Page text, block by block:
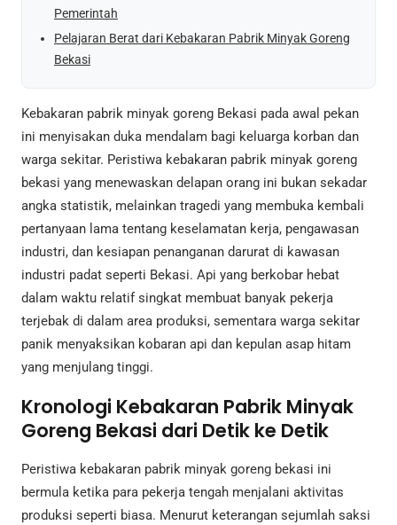
Pemerintah
Pelajaran Berat dari Kebakaran Pabrik Minyak Goreng
Bekasi
Kebakaran pabrik minyak goreng Bekasi pada awal pekan
ini menyisakan duka mendalam bagi keluarga korban dan
warga sekitar. Peristiwa kebakaran pabrik minyak goreng
bekasi yang menewaskan delapan orang ini bukan sekadar
angka statistik, melainkan tragedi yang membuka kembali
pertanyaan lama tentang keselamatan kerja, pengawasan
industri, dan kesiapan penanganan darurat di kawasan
industri padat seperti Bekasi. Api yang berkobar hebat
dalam waktu relatif singkat membuat banyak pekerja
terjebak di dalam area produksi, sementara warga sekitar
panik menyaksikan kobaran api dan kepulan asap hitam
yang menjulang tinggi.
Kronologi Kebakaran Pabrik Minyak
Goreng Bekasi dari Detik ke Detik
Peristiwa kebakaran pabrik minyak goreng bekasi ini
bermula ketika para pekerja tengah menjalani aktivitas
produksi seperti biasa. Menurut keterangan sejumlah saksi